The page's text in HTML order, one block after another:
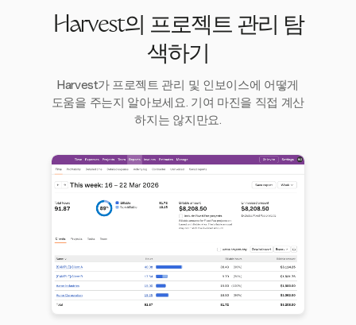
Harvest의 프로젝트 관리 탐
색하기
Harvest가 프로젝트 관리 및 인보이스에 어떻게
도움을 주는지 알아보세요. 기여 마진을 직접 계산
하지는 않지만요.